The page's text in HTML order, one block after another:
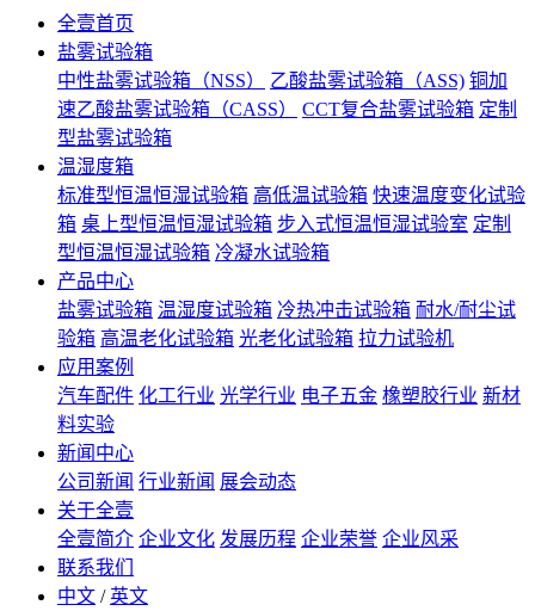
全壹首页
盐雾试验箱
中性盐雾试验箱（NSS）
乙酸盐雾试验箱（ASS) 铜加
速乙酸盐雾试验箱（CASS）
CCT复合盐雾试验箱 定制
型盐雾试验箱
温湿度箱
标准型恒温恒湿试验箱 高低温试验箱 快速温度变化试验
箱 桌上型恒温恒湿试验箱 步入式恒温恒湿试验室 定制
型恒温恒湿试验箱 冷凝水试验箱
产品中心
盐雾试验箱 温湿度试验箱 冷热冲击试验箱 耐水/耐尘试
验箱 高温老化试验箱 光老化试验箱 拉力试验机
应用案例
汽车配件 化工行业 光学行业 电子五金 橡塑胶行业 新材
料实验
新闻中心
公司新闻 行业新闻 展会动态
关于全壹
全壹简介 企业文化 发展历程 企业荣誉 企业风采
联系我们
中文 / 英文